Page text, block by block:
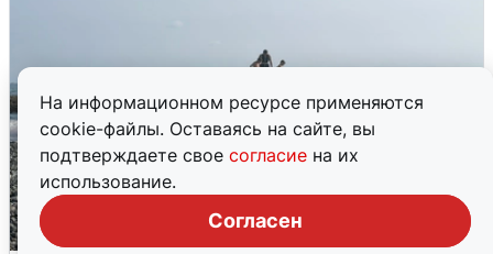
На информационном ресурсе применяются
cookie-файлы. Оставаясь на сайте, вы
подтверждаете свое согласие на их
использование.
Согласен